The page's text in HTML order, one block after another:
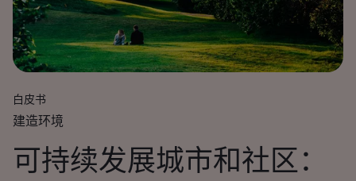
白皮书
建造环境
可持续发展城市和社区：